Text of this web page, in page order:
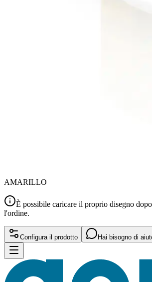
AMARILLO
È possibile caricare il proprio disegno
l'ordine.
Configura il prodotto Hai bisogno di